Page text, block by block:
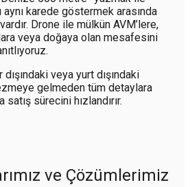
karede göstermek arasında
Drone ile mülkün AVM’lere,
veya doğaya olan mesafesini
dışındaki veya yurt dışındaki
gelmeden tüm detaylara
sürecini hızlandırır.
ve Çözümlerimiz